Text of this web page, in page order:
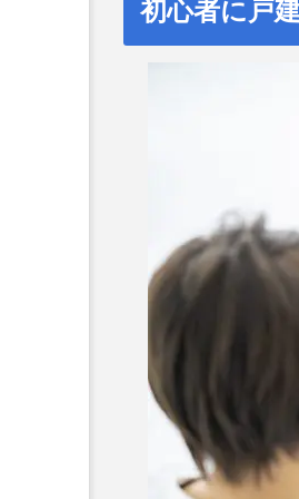
初心者に戸